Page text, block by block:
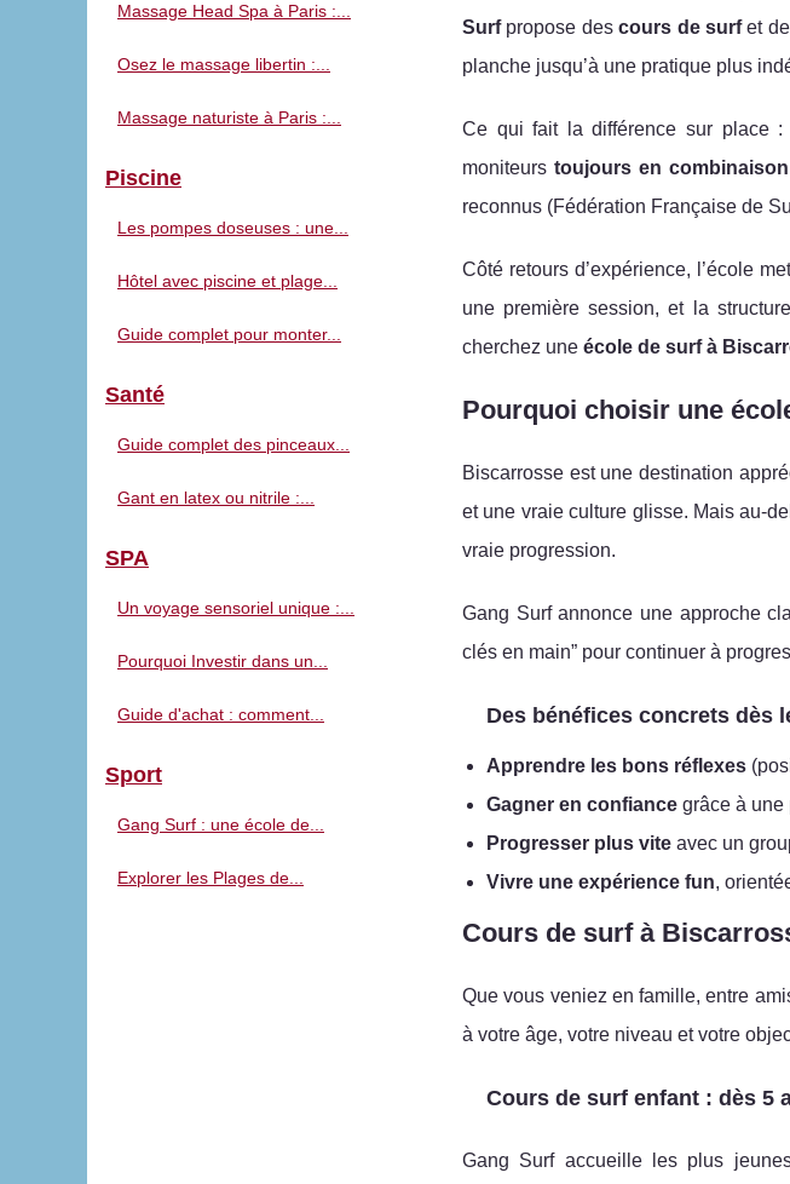
Surfpropose descours de surfet
planche jusqu’à une pratique plus
Ce qui fait la différence sur place :
moniteurstoujours en combinaison
reconnus (Fédération Française de
Côté retours d’expérience, l’école
une première session, et la
cherchez une école de surf à
Pourquoi choisir une
Biscarrosse est une destination
et une vraie culture glisse. Mais au-
vraie progression.
Gang Surf annonce une approche
clés en main” pour continuer à
Des bénéfices concrets dès
Apprendre les bons réflexes
Gagner en confiance grâce à une
Progresser plus vite avec un
Vivre une expérience fun,
Cours de surf à
Que vous veniez en famille, entre
à votre âge, votre niveau et votre
Cours de surf enfant : dès 5
Gang Surf accueille les plus
Massage Head Spa à Paris :...
Osez le massage libertin :...
Massage naturiste à Paris :...
Piscine
Les pompes doseuses : une...
Hôtel avec piscine et plage...
Guide complet pour monter...
Santé
Guide complet des pinceaux...
Gant en latex ou nitrile :...
SPA
Un voyage sensoriel unique :...
Pourquoi Investir dans un...
Guide d'achat : comment...
Sport
Gang Surf : une école de...
Explorer les Plages de...